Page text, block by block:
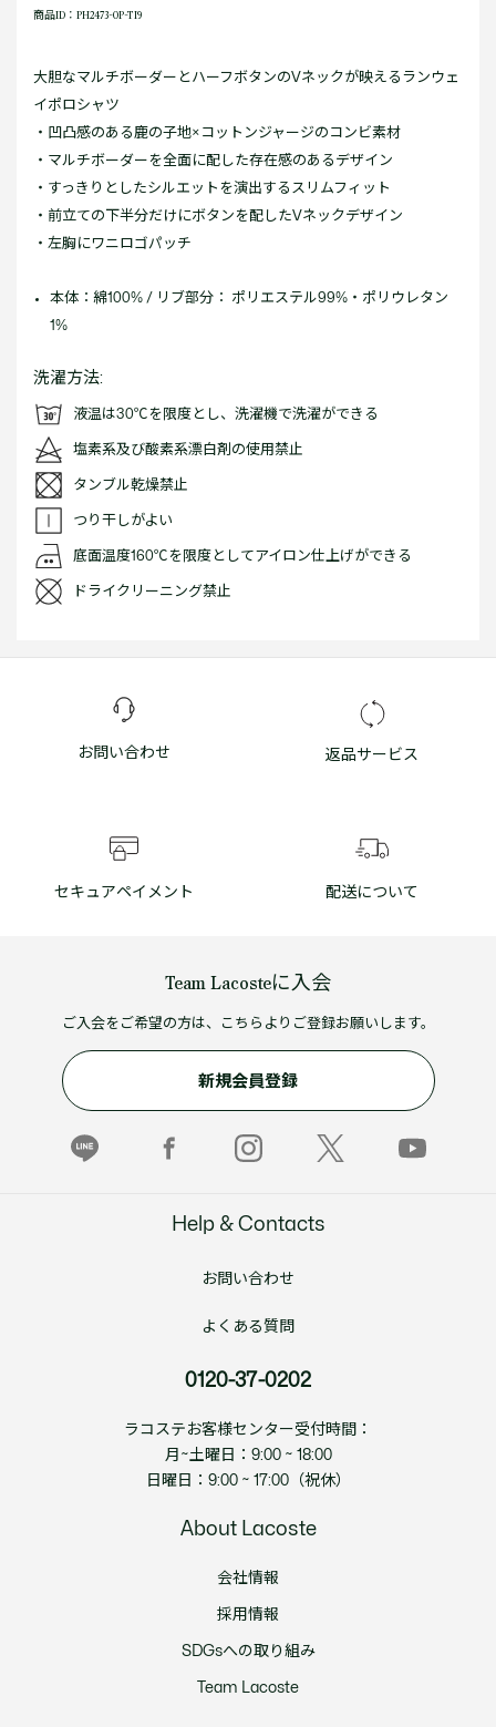
商品ID：PH2473-OP-TI9
大胆なマルチボーダーとハーフボタンのVネックが映えるランウェ
イポロシャツ
・凹凸感のある鹿の子地×コットンジャージのコンビ素材
・マルチボーダーを全面に配した存在感のあるデザイン
・すっきりとしたシルエットを演出するスリムフィット
・前立ての下半分だけにボタンを配したVネックデザイン
・左胸にワニロゴパッチ
本体：綿100% / リブ部分： ポリエステル99%・ポリウレタン
1%
洗濯方法:
液温は30℃を限度とし、洗濯機で洗濯ができる
塩素系及び酸素系漂白剤の使用禁止
タンブル乾燥禁止
つり干しがよい
底面温度160℃を限度としてアイロン仕上げができる
ドライクリーニング禁止
お問い合わせ 返品サービス
セキュアペイメント 配送について
Team Lacosteに入会
ご入会をご希望の方は、こちらよりご登録お願いします。
新規会員登録
Help & Contacts
お問い合わせ
よくある質問
0120-37-0202
ラコステお客様センター受付時間：
月~土曜日：9:00 ~ 18:00
日曜日：9:00 ~ 17:00（祝休）
About Lacoste
会社情報
採用情報
SDGsへの取り組み
Team Lacoste